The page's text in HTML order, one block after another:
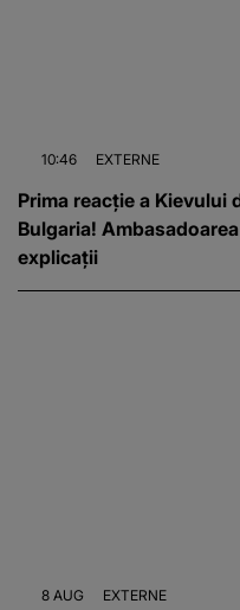
10:46 EXTERNE
Prima reacție a Kievului
Bulgaria!
explicații
8 AUG EXTERNE